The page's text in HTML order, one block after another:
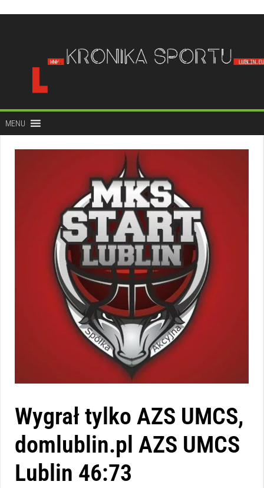
treści
MENU
Wygrał tylko AZS UMCS,
domlublin.pl AZS UMCS
Lublin 46:73